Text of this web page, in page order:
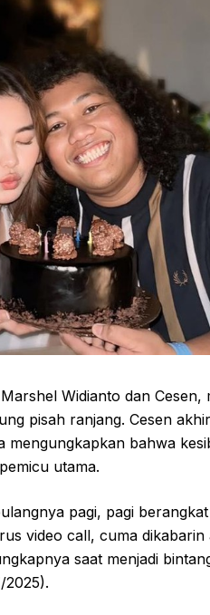
Widianto dan
pisah ranjang. Cesen
mengungkapkan bahwa
utama.
pagi, pagi
video call, cuma dikabarin
saat menjadi
2025).